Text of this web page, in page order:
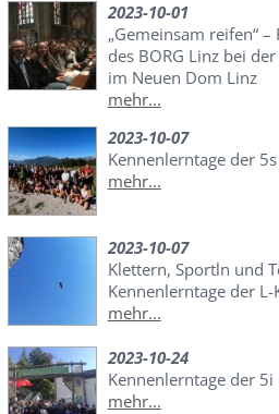
2023-10-01
„Gemeinsam reifen“
des BORG Linz bei
im Neuen Dom Linz
mehr...
2023-10-07
Kennenlerntage der
mehr...
2023-10-07
Klettern, Sportln und
Kennenlerntage der L-
mehr...
2023-10-24
Kennenlerntage der
mehr...